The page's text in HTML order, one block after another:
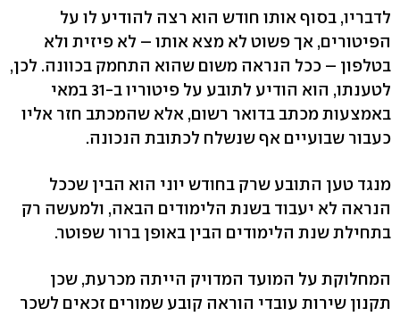
לדבריו, בסוף אותו חודש הוא רצה להודיע לו על
הפיטורים, אך פשוט לא מצא אותו – לא פיזית ולא
בטלפון – ככל הנראה משום שהוא התחמק בכוונה. לכן,
לטענתו, הוא הודיע לתובע על פיטוריו ב-31 במאי
באמצעות מכתב בדואר רשום, אלא שהמכתב חזר אליו
כעבור שבועיים אף שנשלח לכתובת הנכונה.
מנגד טען התובע שרק בחודש יוני הוא הבין שככל
הנראה לא יעבוד בשנת הלימודים הבאה, ולמעשה רק
בתחילת שנת הלימודים הבין באופן ברור שפוטר.
המחלוקת על המועד המדויק הייתה מכרעת, שכן
תקנון שירות עובדי הוראה קובע שמורים זכאים לשכר